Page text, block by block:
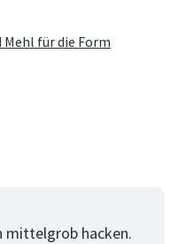
für die Form
mittelgrob hacken.